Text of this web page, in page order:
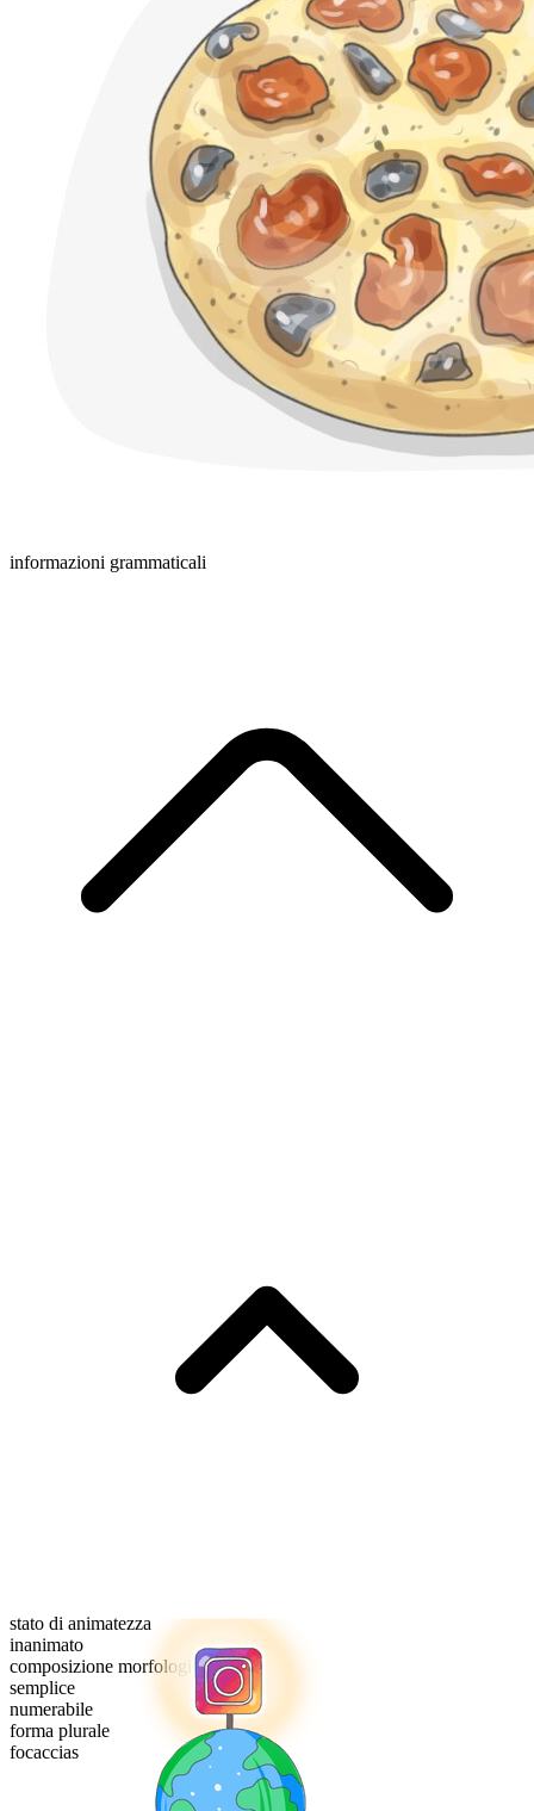
informazioni grammaticali
stato di animatezza
inanimato
composizione morfologica
semplice
numerabile
forma plurale
focaccias